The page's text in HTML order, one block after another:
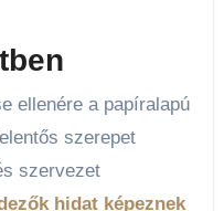
ellenére a papíralapú
szerepet
szervezet
hidat képeznek